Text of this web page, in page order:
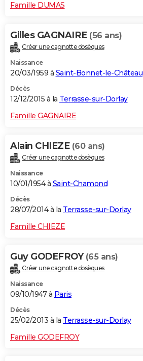
Famille DUMAS
Gilles GAGNAIRE (56 ans)
Créer une cagnotte obsèques
Naissance
20/03/1959 à Saint-Bonnet-le-Château
Décès
12/12/2015 à la Terrasse-sur-Dorlay
Famille GAGNAIRE
Alain CHIEZE (60 ans)
Créer une cagnotte obsèques
Naissance
10/01/1954 à Saint-Chamond
Décès
28/07/2014 à la Terrasse-sur-Dorlay
Famille CHIEZE
Guy GODEFROY (65 ans)
Créer une cagnotte obsèques
Naissance
09/10/1947 à Paris
Décès
25/02/2013 à la Terrasse-sur-Dorlay
Famille GODEFROY